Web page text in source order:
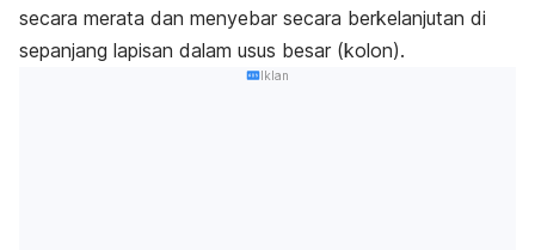
secara merata dan menyebar secara berkelanjutan di
sepanjang lapisan dalam usus besar (kolon).
Iklan